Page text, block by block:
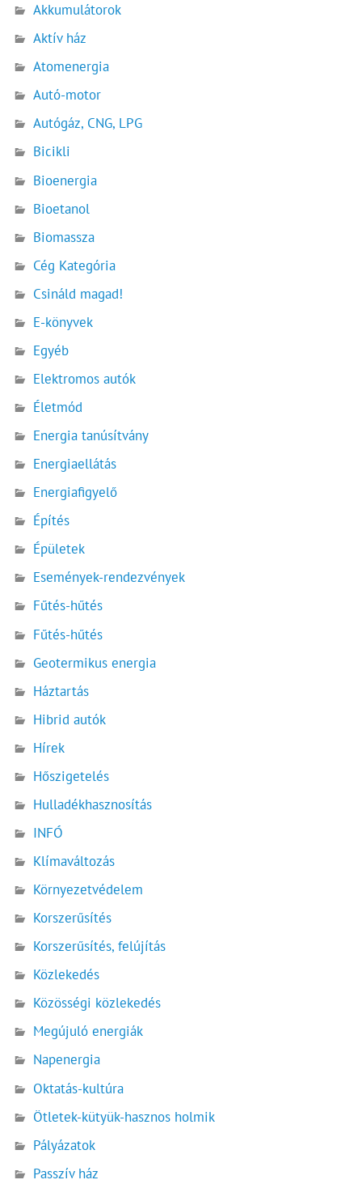
Akkumulátorok
Aktív ház
Atomenergia
Autó-motor
Autógáz, CNG, LPG
Bicikli
Bioenergia
Bioetanol
Biomassza
Cég Kategória
Csináld magad!
E-könyvek
Egyéb
Elektromos autók
Életmód
Energia tanúsítvány
Energiaellátás
Energiafigyelő
Építés
Épületek
Események-rendezvények
Fűtés-hűtés
Fűtés-hűtés
Geotermikus energia
Háztartás
Hibrid autók
Hírek
Hőszigetelés
Hulladékhasznosítás
INFÓ
Klímaváltozás
Környezetvédelem
Korszerűsítés
Korszerűsítés, felújítás
Közlekedés
Közösségi közlekedés
Megújuló energiák
Napenergia
Oktatás-kultúra
Ötletek-kütyük-hasznos holmik
Pályázatok
Passzív ház